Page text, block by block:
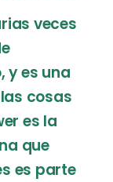
veces
y es una
cosas
es la
que
es parte